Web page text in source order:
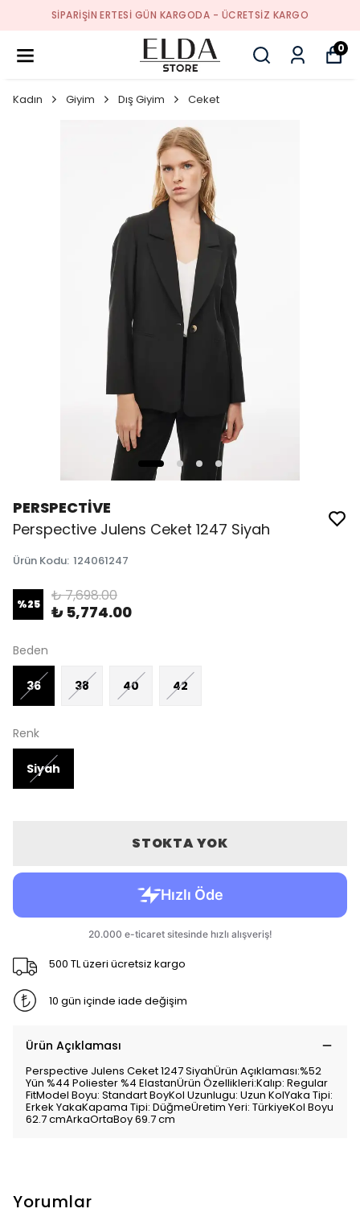
SIPARIŞIN ERTESI GÜN KARGODA - ÜCRETSIZ KARGO
0
Kadın Giyim Dış Giyim Ceket
PERSPECTİVE
Perspective Julens Ceket 1247 Siyah
Ürün Kodu: 124061247
%25 ₺ 7,698.00
₺ 5,774.00
Beden
36 38 40 42
Renk
Siyah
STOKTA YOK
500 TL üzeri ücretsiz kargo
10 gün içinde iade değişim
Ürün Açıklaması
Perspective Julens Ceket 1247 SiyahÜrün Açıklaması:%52
Yün %44 Poliester %4 ElastanÜrün Özellikleri:Kalıp: Regular
FitModel Boyu: Standart BoyKol Uzunlugu: Uzun KolYaka Tipi:
Erkek YakaKapama Tipi: DüğmeÜretim Yeri: TürkiyeKol Boyu
62.7 cmArkaOrtaBoy 69.7 cm
Yorumlar